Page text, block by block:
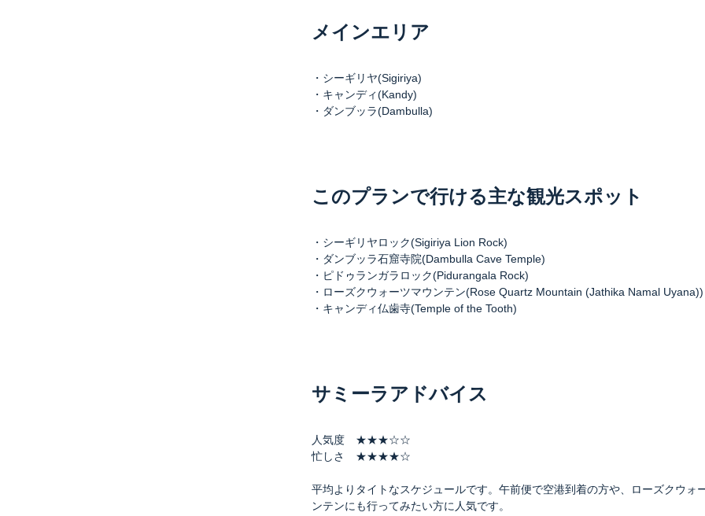
メインエリア
・シーギリヤ(Sigiriya)
・キャンディ(Kandy)
・ダンブッラ(Dambulla)
このプランで行ける主な観光スポット
・シーギリヤロック(Sigiriya Lion Rock)
・ダンブッラ石窟寺院(Dambulla Cave Temple)
・ピドゥランガラロック(Pidurangala Rock)
・ローズクウォーツマウンテン(Rose Quartz Mountain (Jathika Namal Uyana))
・キャンディ仏歯寺(Temple of the Tooth)
サミーラアドバイス
人気度 ★★★☆☆
忙しさ ★★★★☆
平均よりタイトなスケジュールです。午前便で空港到着の方や、ローズクウォ
ンテンにも行ってみたい方に人気です。